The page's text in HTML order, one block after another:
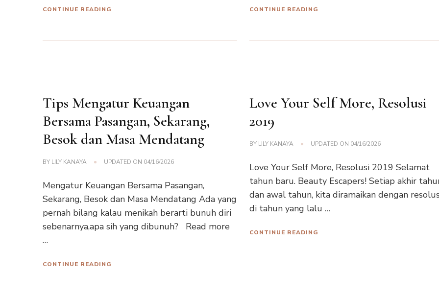
CONTINUE READING CONTINUE READING
Tips Mengatur Keuangan
Bersama Pasangan, Sekarang,
Besok dan Masa Mendatang
BY LILY KANAYA UPDATED ON 04/16/2026
Mengatur Keuangan Bersama Pasangan,
Sekarang, Besok dan Masa Mendatang Ada yang
pernah bilang kalau menikah berarti bunuh diri
sebenarnya,apa sih yang dibunuh? Read more
…
CONTINUE READING
Love Your Self More, Resolusi
2019
BY LILY KANAYA UPDATED ON 04/16/2026
Love Your Self More, Resolusi 2019 Selamat
tahun baru. Beauty Escapers! Setiap akhir
dan awal tahun, kita diramaikan dengan
di tahun yang lalu …
CONTINUE READING